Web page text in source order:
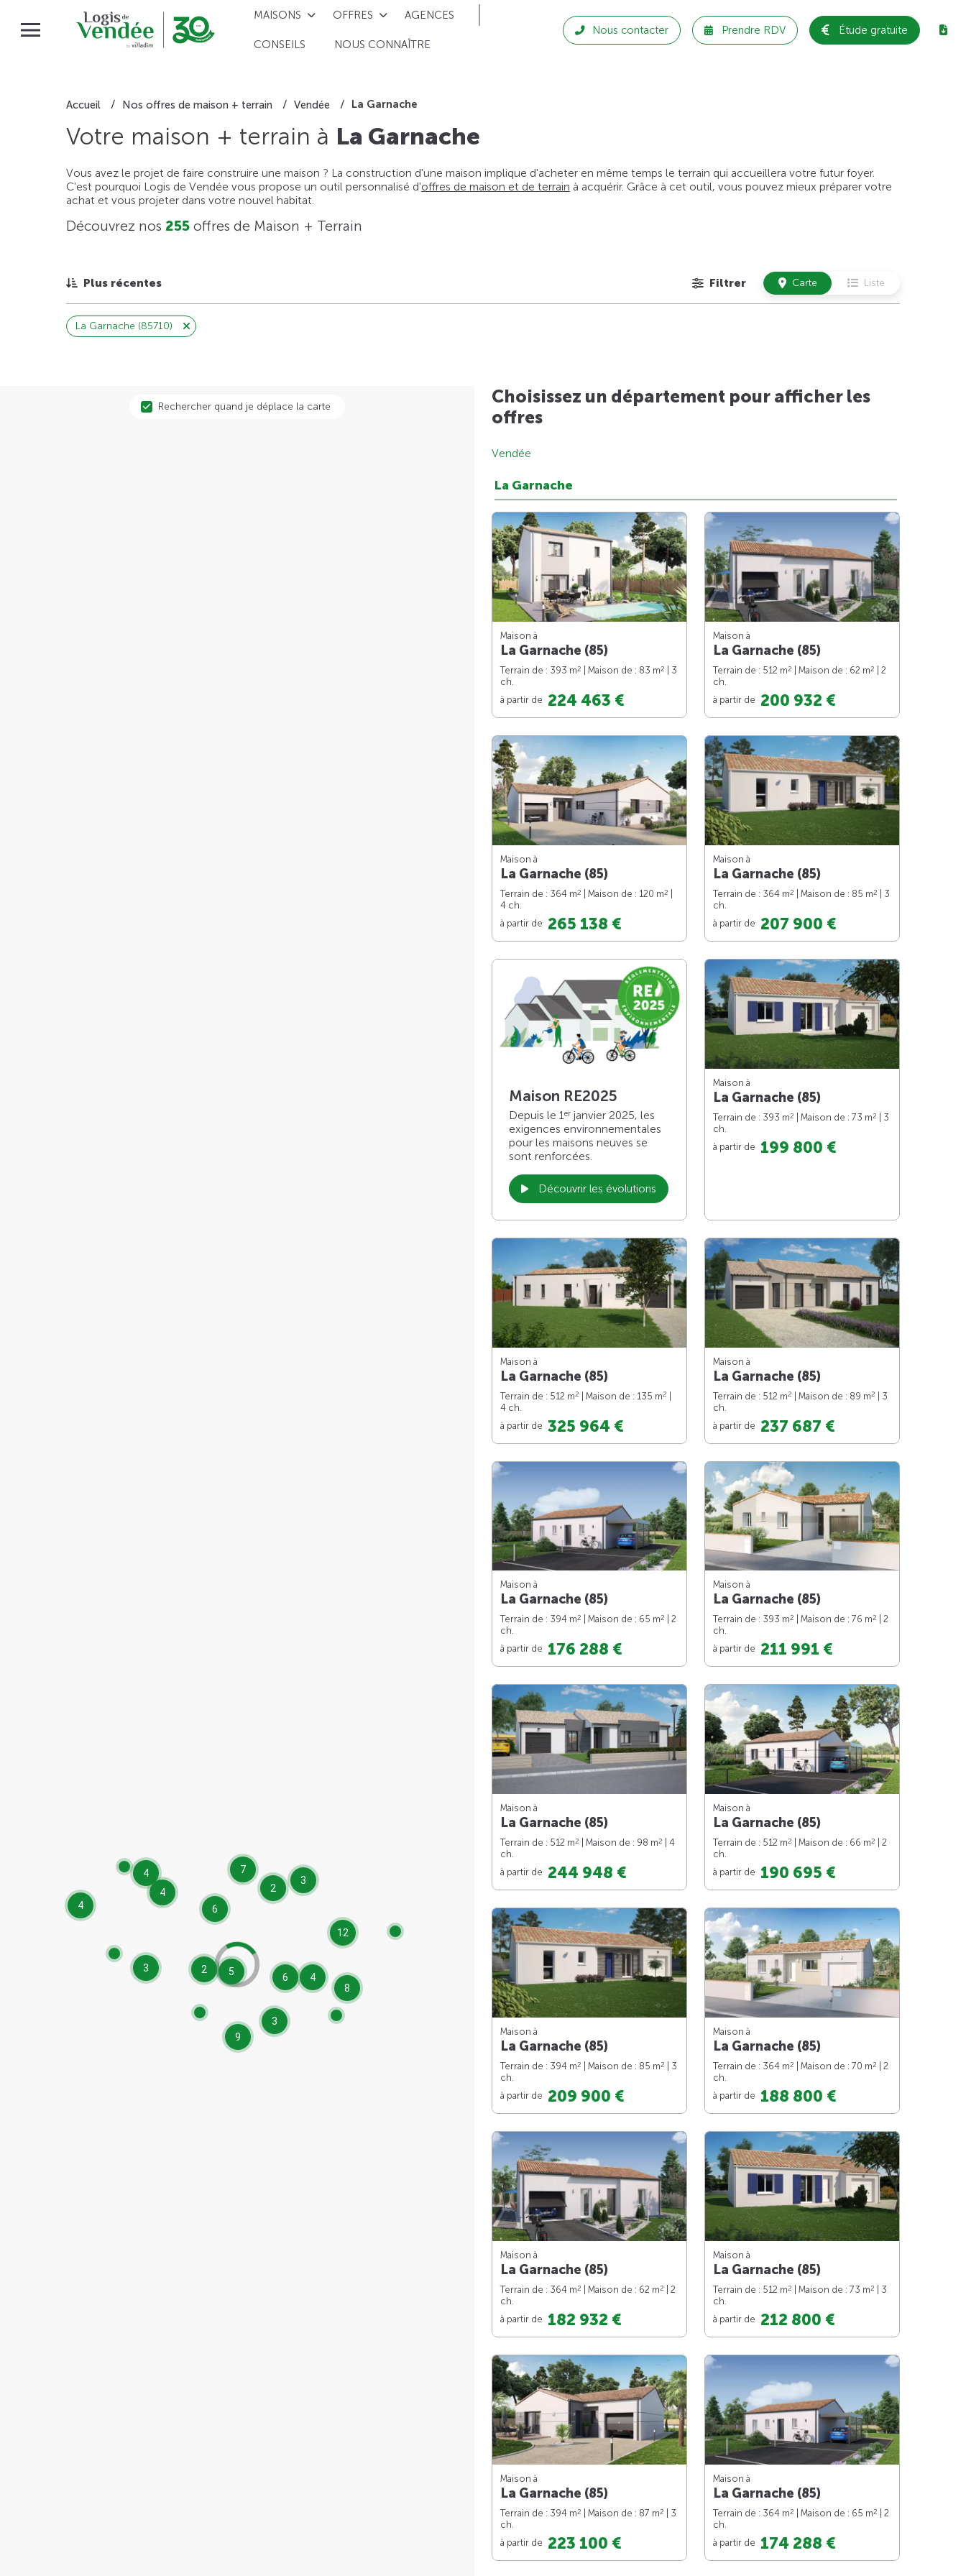
MAISONS OFFRES AGENCES
CONSEILS NOUS CONNAÎTRE
Nous contacter Prendre RDV Étude gratuite
Accueil Nos offres de maison + terrain Vendée La Garnache
Votre maison + terrain à La Garnache
Vous avez le projet de faire construire une maison ? La construction d'une maison implique d'acheter en même temps le terrain qui accueillera votre futur foyer.
C'est pourquoi Logis de Vendée vous propose un outil personnalisé d'offres de maison et de terrain à acquérir. Grâce à cet outil, vous pouvez mieux préparer votre
achat et vous projeter dans votre nouvel habitat.
Découvrez nos 255 offres de Maison + Terrain
Plus récentes Filtrer Carte Liste
La Garnache (85710)
2
8
2
12
3
5
4
9
6 4
6
7
4
4
3
3
Rechercher quand je déplace la carte
Choisissez un département pour afficher les
offres
Vendée
La Garnache
Maison à
La Garnache (85)
Terrain de : 393 m2 | Maison de : 83 m2
| 3
ch.
à partir de 224 463 €
Maison à
La Garnache (85)
Terrain de : 512 m2 | Maison de : 62 m2
| 2
ch.
à partir de 200 932 €
Maison à
La Garnache (85)
Terrain de : 364 m2 | Maison de : 120 m2
4 ch.
à partir de 265 138 €
Maison à
La Garnache (85)
Terrain de : 364 m2 | Maison de : 85 m2
| 3
ch.
à partir de 207 900 €
Maison RE2025
Depuis le 1 er janvier 2025, les
exigences environnementales
pour les maisons neuves se
sont renforcées.
Découvrir les évolutions
Maison à
La Garnache (85)
Terrain de : 393 m2 | Maison de : 73 m2
| 3
ch.
à partir de 199 800 €
Maison à
La Garnache (85)
Terrain de : 512 m2 | Maison de : 135 m2
4 ch.
à partir de 325 964 €
Maison à
La Garnache (85)
Terrain de : 512 m2 | Maison de : 89 m2
| 3
ch.
à partir de 237 687 €
Maison à
La Garnache (85)
Terrain de : 394 m2 | Maison de : 65 m2
| 2
ch.
à partir de 176 288 €
Maison à
La Garnache (85)
Terrain de : 393 m2 | Maison de : 76 m2
| 2
ch.
à partir de 211 991 €
Maison à
La Garnache (85)
Terrain de : 512 m2 | Maison de : 98 m2
| 4
ch.
à partir de 244 948 €
Maison à
La Garnache (85)
Terrain de : 512 m2 | Maison de : 66 m2
| 2
ch.
à partir de 190 695 €
Maison à
La Garnache (85)
Terrain de : 394 m2 | Maison de : 85 m2
| 3
ch.
à partir de 209 900 €
Maison à
La Garnache (85)
Terrain de : 364 m2 | Maison de : 70 m2
| 2
ch.
à partir de 188 800 €
Maison à
La Garnache (85)
Terrain de : 364 m2 | Maison de : 62 m2
| 2
ch.
à partir de 182 932 €
Maison à
La Garnache (85)
Terrain de : 512 m2 | Maison de : 73 m2
| 3
ch.
à partir de 212 800 €
Maison à
La Garnache (85)
Terrain de : 394 m2 | Maison de : 87 m2
| 3
ch.
à partir de 223 100 €
Maison à
La Garnache (85)
Terrain de : 364 m2 | Maison de : 65 m2
| 2
ch.
à partir de 174 288 €